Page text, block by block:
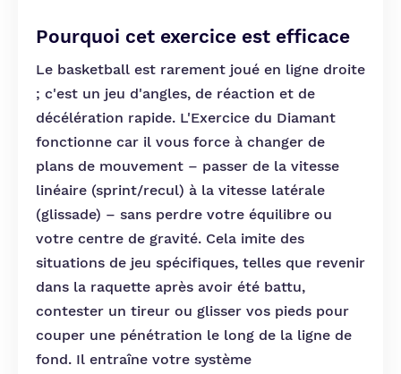
Pourquoi cet exercice est efficace
Le basketball est rarement joué en ligne droite
; c'est un jeu d'angles, de réaction et de
décélération rapide. L'Exercice du Diamant
fonctionne car il vous force à changer de
plans de mouvement – passer de la vitesse
linéaire (sprint/recul) à la vitesse latérale
(glissade) – sans perdre votre équilibre ou
votre centre de gravité. Cela imite des
situations de jeu spécifiques, telles que revenir
dans la raquette après avoir été battu,
contester un tireur ou glisser vos pieds pour
couper une pénétration le long de la ligne de
fond. Il entraîne votre système